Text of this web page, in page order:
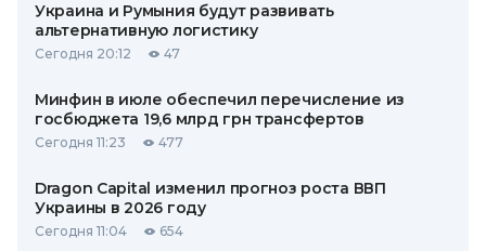
Украина и Румыния будут развивать
альтернативную логистику
Сегодня 20:12 47
Минфин в июле обеспечил перечисление из
госбюджета 19,6 млрд грн трансфертов
Сегодня 11:23 477
Dragon Capital изменил прогноз роста ВВП
Украины в 2026 году
Сегодня 11:04 654